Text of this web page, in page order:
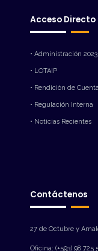
Acceso Directo
• Administración
• LOTAIP
• Rendición de
• Regulación Interna
• Noticias Recientes
Contáctenos
27 de Octubre y
Oficina: (+593) 98 725